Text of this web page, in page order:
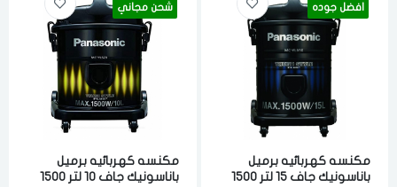
افضل جوده
مكنسه كهربائيه برميل
باناسونيك جاف 15 لتر 1500
شحن مجاني
مكنسه كهربائيه برميل
باناسونيك جاف 10 لتر 1500